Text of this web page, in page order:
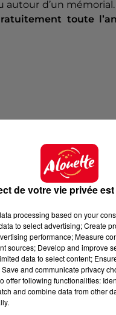
autour d’un
toute
de votre vie privée
processing based on your
to select advertising; Create
performance; Measure
sources; Develop and improve
data to select content;
and communicate privacy
offer following functionalities:
and combine data from other